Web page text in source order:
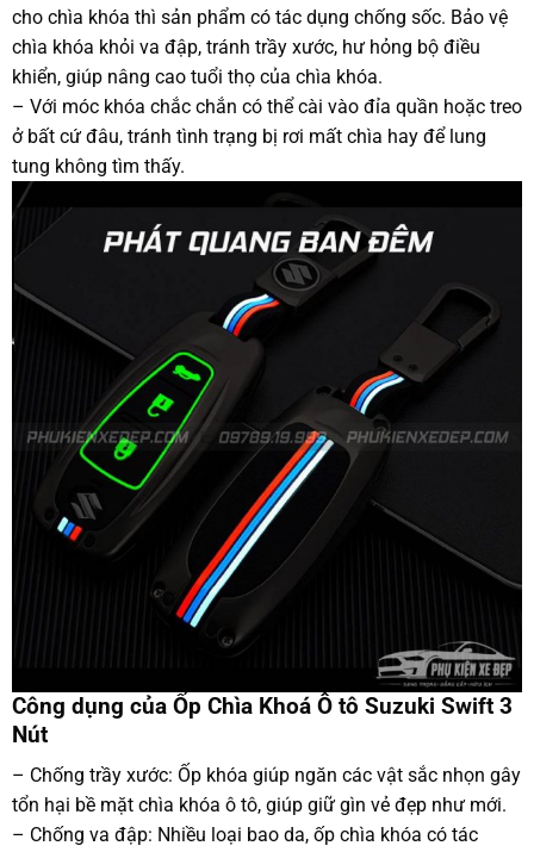
cho chìa khóa thì sản phẩm có tác dụng chống sốc. Bảo vệ
chìa khóa khỏi va đập, tránh trầy xước, hư hỏng bộ điều
khiển, giúp nâng cao tuổi thọ của chìa khóa.
– Với móc khóa chắc chắn có thể cài vào đỉa quần hoặc treo
ở bất cứ đâu, tránh tình trạng bị rơi mất chìa hay để lung
tung không tìm thấy.
Công dụng của Ốp Chìa Khoá Ô tô Suzuki Swift 3
Nút
– Chống trầy xước: Ốp khóa giúp ngăn các vật sắc nhọn gây
tổn hại bề mặt chìa khóa ô tô, giúp giữ gìn vẻ đẹp như mới.
– Chống va đập: Nhiều loại bao da, ốp chìa khóa có tác